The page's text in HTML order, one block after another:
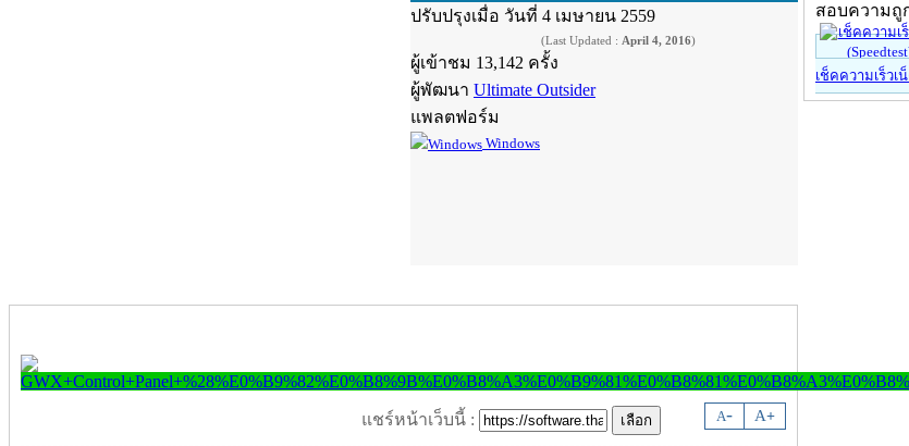
ปรับปรุงเมื่อ วันที่ 4 เมษายน 2559
(Last Updated : April 4, 2016)
ผู้เข้าชม 13,142 ครั้ง
ผู้พัฒนา Ultimate Outsider
แพลตฟอร์ม
Windows
A- A+
แชร์หน้าเว็บนี้ :
สอบความถู
เช็คความเร็วเ